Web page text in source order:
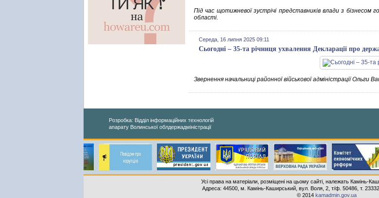
Під час щотижневої зустрічі представників влади з
області.
Середа, 16 липня 2025 09:11
Сьогодні – 35-та річниця ухвалення Декларації про
Звернення начальниці районної військової адміністрації Ольги
Розробка: Відділ інформаційних технологій
апарату Волинської облдержадміністрації
Усі права на матеріали, розміщені на цьому сайті, належать Камінь-
Адреса: 44500, м. Камінь-Каширський, вул. Воля, 2, т/ф. 50486, т.
© 2014 kamadmin.gov.ua